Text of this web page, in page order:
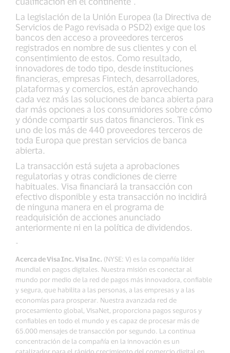
La legislación de la Unión Europea (la Directiva de
Servicios de Pago revisada o PSD2) exige que los
bancos den acceso a proveedores terceros
registrados en nombre de sus clientes y con el
consentimiento de estos. Como resultado,
innovadores de todo tipo, desde instituciones
financieras, empresas Fintech, desarrolladores,
plataformas y comercios, están aprovechando
cada vez más las soluciones de banca abierta para
dar más opciones a los consumidores sobre cómo
y dónde compartir sus datos financieros. Tink es
uno de los más de 440 proveedores terceros de
toda Europa que prestan servicios de banca
abierta.
La transacción está sujeta a aprobaciones
regulatorias y otras condiciones de cierre
habituales. Visa financiará la transacción con
efectivo disponible y esta transacción no incidirá
de ninguna manera en el programa de
readquisición de acciones anunciado
anteriormente ni en la política de dividendos.
-
Acerca de Visa Inc. Visa Inc. (NYSE: V) es la compañía líder
mundial en pagos digitales. Nuestra misión es conectar al
mundo por medio de la red de pagos más innovadora, confiable
y segura, que habilita a las personas, a las empresas y a las
economías para prosperar. Nuestra avanzada red de
procesamiento global, VisaNet, proporciona pagos seguros y
confiables en todo el mundo y es capaz de procesar más de
65.000 mensajes de transacción por segundo. La continua
concentración de la compañía en la innovación es un